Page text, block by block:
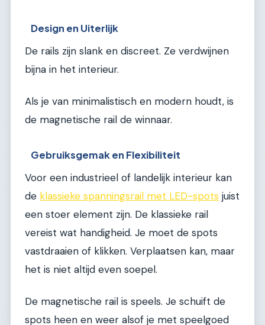
Design en Uiterlijk
De rails zijn slank en discreet. Ze verdwijnen
bijna in het interieur.
Als je van minimalistisch en modern houdt, is
de magnetische rail de winnaar.
Gebruiksgemak en Flexibiliteit
Voor een industrieel of landelijk interieur kan
de klassieke spanningsrail met LED-spots juist
een stoer element zijn. De klassieke rail
vereist wat handigheid. Je moet de spots
vastdraaien of klikken. Verplaatsen kan, maar
het is niet altijd even soepel.
De magnetische rail is speels. Je schuift de
spots heen en weer alsof je met speelgoed